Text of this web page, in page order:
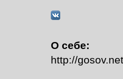
О себе:
http://